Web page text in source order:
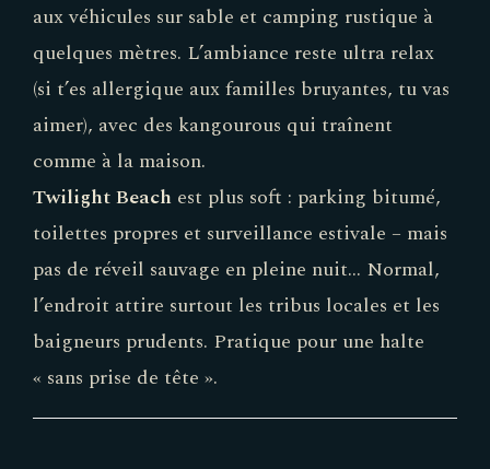
aux véhicules sur sable et camping rustique à
quelques mètres. L’ambiance reste ultra relax
(si t’es allergique aux familles bruyantes, tu vas
aimer), avec des kangourous qui traînent
comme à la maison.
Twilight Beach est plus soft : parking bitumé,
toilettes propres et surveillance estivale – mais
pas de réveil sauvage en pleine nuit… Normal,
l’endroit attire surtout les tribus locales et les
baigneurs prudents. Pratique pour une halte
« sans prise de tête ».